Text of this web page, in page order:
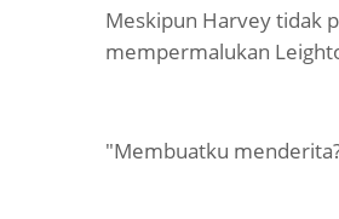
Meskipun Harvey tidak
mempermalukan
"Membuatku